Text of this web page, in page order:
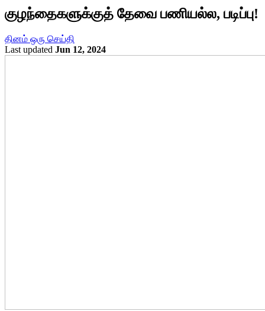
குழந்தைகளுக்குத் தேவை பணியல்ல, படிப்பு!
தினம் ஒரு செய்தி
Last updated Jun 12, 2024